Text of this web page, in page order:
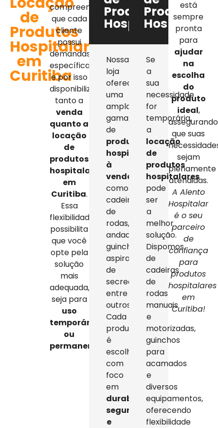
de
Produtos
Hospitalares
em
Curitiba
compreendemos
que cada
cliente
possui
demandas
específicas,
e por isso
disponibilizamos
tanto a
venda
quanto a
locação
de
produtos
hospitalares
em
Curitiba.
Essa
flexibilidade
possibilita
que você
opte pela
solução
mais
adequada,
seja para
uso
temporário
ou
permanente
Produtos
Hospitalares
Nossa
loja
oferece
uma
ampla
gama
de
produtos
hospitalares
à
venda
como
cadeiras
de
rodas,
andadores,
guinchos,
aspiradores
de
secreção,
entre
outros.
Cada
produto
é
escolhido
com
foco
em
durabilidade,
segurança
e
Produtos
Se
a
sua
necessidade
for
temporária,
a
locação
de
produtos
hospitalares
pode
ser
a
melhor
solução.
Dispomos
de
cadeiras
de
rodas
manuais
e
motorizadas,
guinchos
para
acamados
e
diversos
equipamentos,
oferecendo
flexibilidade
está
sempre
pronta
para
ajudar
na
escolha
do
produto
ideal,
assegurando
que suas
sejam
plenamente
atendidas.
A Alento
Hospitalar
é o seu
parceiro
de
confiança
para
produtos
hospitalares
em
Curitiba!